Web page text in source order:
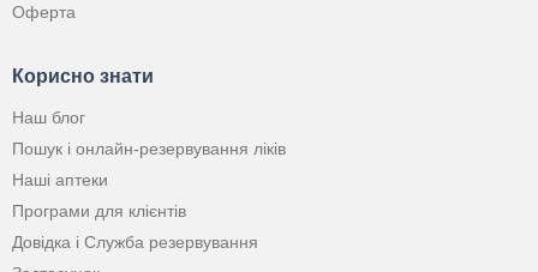
Оферта
Корисно знати
Наш блог
Пошук і онлайн-резервування ліків
Наші аптеки
Програми для клієнтів
Довідка і Служба резервування